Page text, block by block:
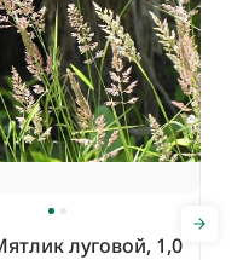
луговой, 1,0